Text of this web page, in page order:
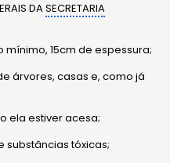
DASECRETARIA
mínimo, 15cm de espessura;
árvores, casas e, como já
ela estiver acesa;
substâncias tóxicas;